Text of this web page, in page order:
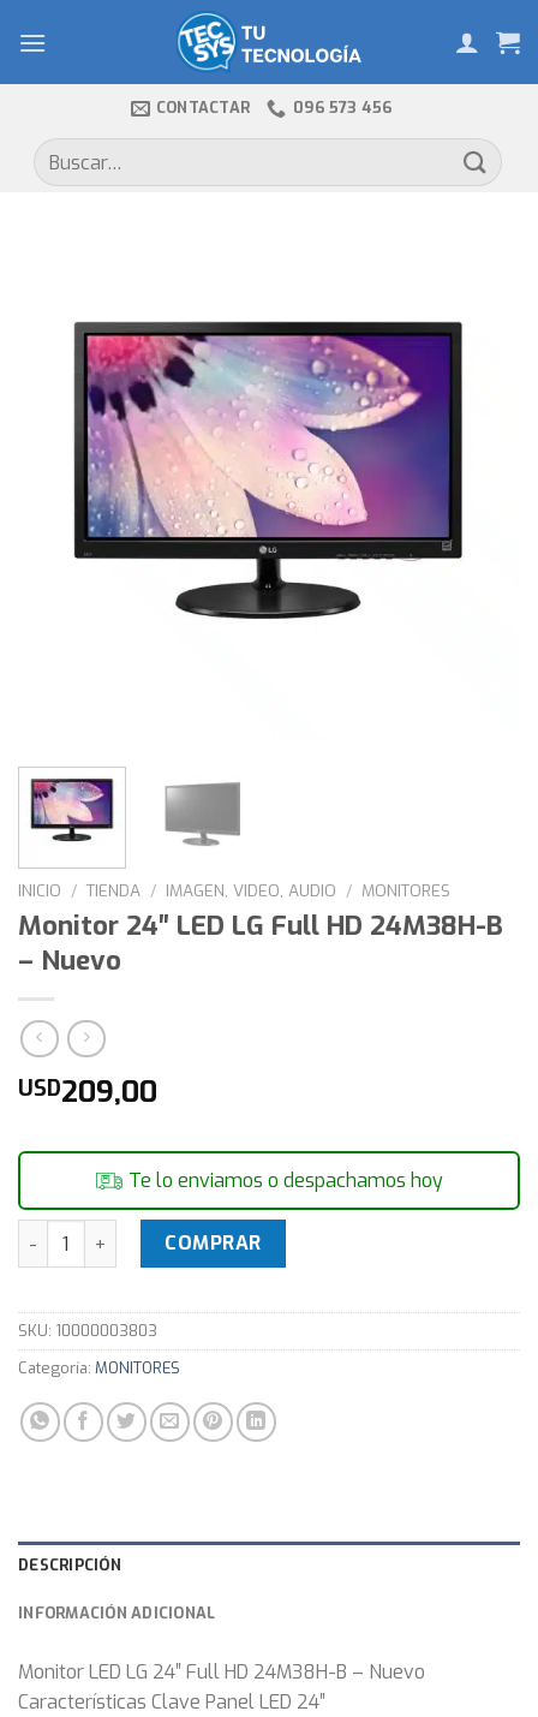
CONTACTAR 096 573 456
Buscar
por:
INICIO / TIENDA / IMAGEN, VIDEO, AUDIO / MONITORES
Monitor 24″ LED LG Full HD 24M38H-B
– Nuevo
USD209,00
Te lo enviamos o despachamos hoy
Monitor 24" LED LG Full HD 24M38H-B - Nuevo cantidad
COMPRAR
SKU: 10000003803
Categoría: MONITORES
DESCRIPCIÓN
INFORMACIÓN ADICIONAL
Monitor LED LG 24″ Full HD 24M38H-B – Nuevo
Características Clave Panel LED 24″